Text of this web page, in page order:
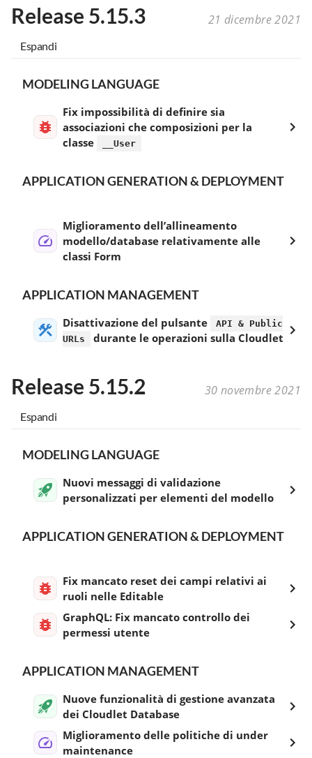
Release 5.15.3 21 dicembre 2021
Espandi
MODELING LANGUAGE
Fix impossibilità di definire sia
associazioni che composizioni per la
classe
__User
APPLICATION GENERATION & DEPLOYMENT
Miglioramento dell’allineamento
modello/database relativamente alle
classi Form
APPLICATION MANAGEMENT
Disattivazione del pulsante
API & Public
URLs
durante le operazioni sulla Cloudlet
Release 5.15.2 30 novembre 2021
Espandi
MODELING LANGUAGE
Nuovi messaggi di validazione
personalizzati per elementi del modello
APPLICATION GENERATION & DEPLOYMENT
Fix mancato reset dei campi relativi ai
ruoli nelle Editable
GraphQL: Fix mancato controllo dei
permessi utente
APPLICATION MANAGEMENT
Nuove funzionalità di gestione avanzata
dei Cloudlet Database
Miglioramento delle politiche di under
maintenance